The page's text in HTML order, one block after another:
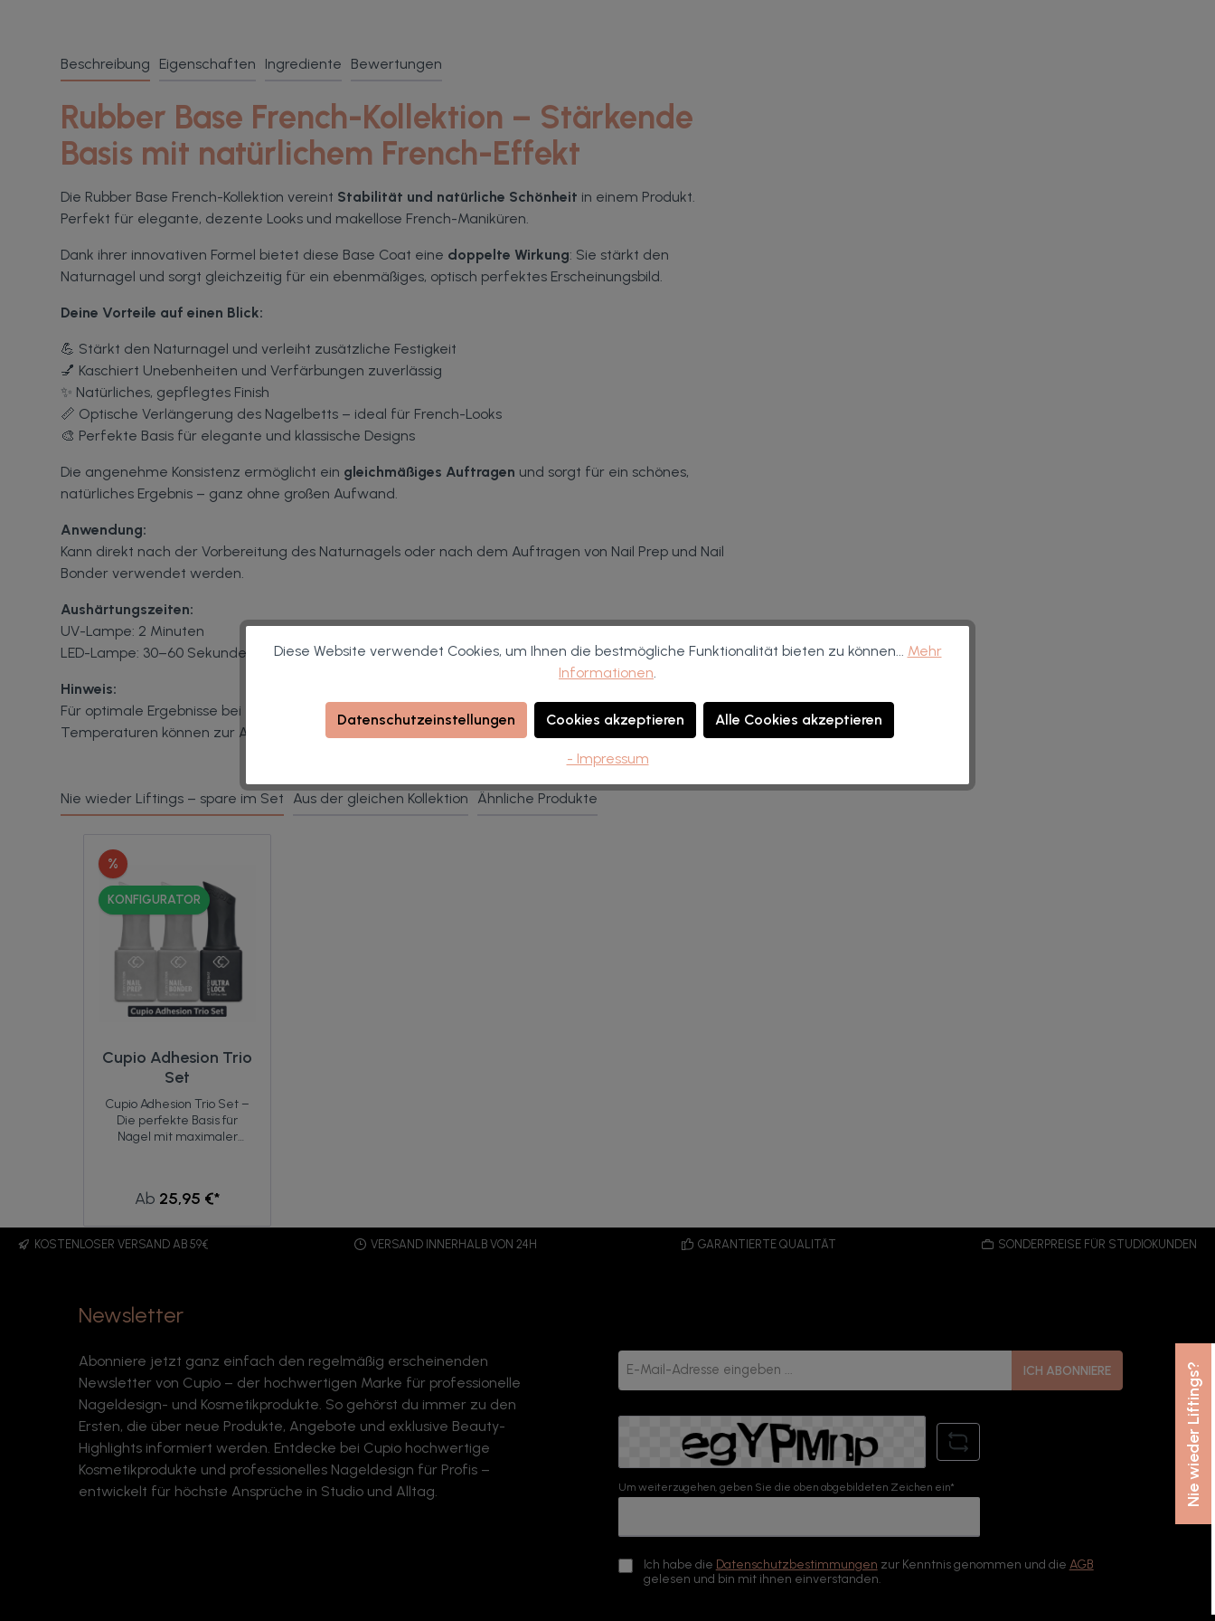
Beschreibung Eigenschaften Ingrediente Bewertungen
Rubber Base French-Kollektion – Stärkende
Basis mit natürlichem French-Effekt
Die Rubber Base French-Kollektion vereint Stabilität und natürliche Schönheit in einem Produkt.
Perfekt für elegante, dezente Looks und makellose French-Maniküren.
Dank ihrer innovativen Formel bietet diese Base Coat eine doppelte Wirkung: Sie stärkt den
Naturnagel und sorgt gleichzeitig für ein ebenmäßiges, optisch perfektes Erscheinungsbild.
Deine Vorteile auf einen Blick:
💪 Stärkt den Naturnagel und verleiht zusätzliche Festigkeit
💅 Kaschiert Unebenheiten und Verfärbungen zuverlässig
✨ Natürliches, gepflegtes Finish
📏 Optische Verlängerung des Nagelbetts – ideal für French-Looks
🎨 Perfekte Basis für elegante und klassische Designs
Die angenehme Konsistenz ermöglicht ein gleichmäßiges Auftragen und sorgt für ein schönes,
natürliches Ergebnis – ganz ohne großen Aufwand.
Anwendung:
Kann direkt nach der Vorbereitung des Naturnagels oder nach dem Auftragen von Nail Prep und Nail
Bonder verwendet werden.
Aushärtungszeiten:
UV-Lampe: 2 Minuten
LED-Lampe: 30–60 Sekunden
Hinweis:
Für optimale Ergebnisse bei einer Temperatur zwischen 15 und 25 °C lagern. Zu niedrige oder zu hohe
Temperaturen können zur Ablagerung der Farbpigmente führen.
Nie wieder Liftings – spare im Set Aus der gleichen Kollektion Ähnliche Produkte
%
KONFIGURATOR
Cupio Adhesion Trio
Set
Cupio Adhesion Trio Set –
Die perfekte Basis für
Nägel mit maximaler
Vorbereitung. Mit dem
Schritt-Lösung für perfekte
Naturnagel und entfernt
die optimale Verbindung
zwischen Nagel und
Material ✨ Ultra Lock Base
– verstärkt die Haftung für
extra lange Haltbarkeit
Deine Vorteile auf einen
Blick: ✔ Maximale Haftung
✔ Längere Haltbarkeit
deiner Modellage ✔ Keine
Ab 25,95 €*
KOSTENLOSER VERSAND AB 59€ VERSAND INNERHALB VON 24H GARANTIERTE QUALITÄT SONDERPREISE FÜR STUDIOKUNDEN
Newsletter
Abonniere jetzt ganz einfach den regelmäßig erscheinenden
Newsletter von Cupio – der hochwertigen Marke für professionelle
Nageldesign- und Kosmetikprodukte. So gehörst du immer zu den
Ersten, die über neue Produkte, Angebote und exklusive Beauty-
Highlights informiert werden. Entdecke bei Cupio hochwertige
Kosmetikprodukte und professionelles Nageldesign für Profis –
entwickelt für höchste Ansprüche in Studio und Alltag.
Mail-
Adresse*
ICH ABONNIERE
Um weiterzugehen, geben Sie die oben abgebildeten Zeichen ein*
Ich habe die Datenschutzbestimmungen zur Kenntnis genommen und die AGB
gelesen und bin mit ihnen einverstanden.
Nie wieder Liftings?
Diese Website verwendet Cookies, um Ihnen die bestmögliche Funktionalität bieten zu können... Mehr
Informationen.
Datenschutzeinstellungen Cookies akzeptieren Alle Cookies akzeptieren
- Impressum